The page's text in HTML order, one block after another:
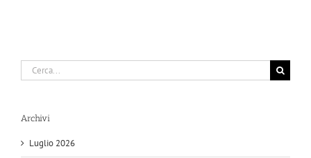
Cerca
per:
Archivi
Luglio 2026